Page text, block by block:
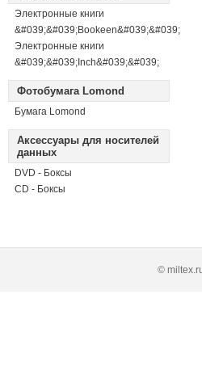
Электронные книги
&#039;&#039;Bookeen&#039;&#039;
Электронные книги
&#039;&#039;Inch&#039;&#039;
Фотобумага Lomond
Бумага Lomond
Аксессуары для носителей
данных
DVD - Боксы
CD - Боксы
©